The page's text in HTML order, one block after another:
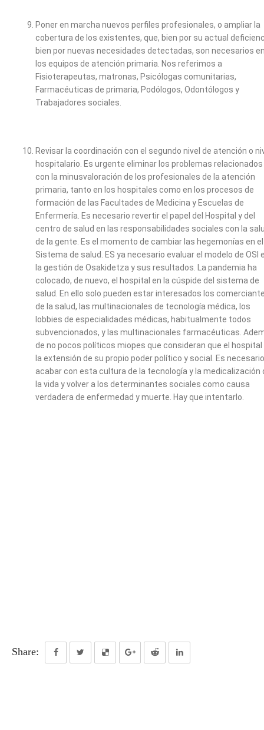
Poner en marcha nuevos perfiles profesionales, o ampliar la
cobertura de los existentes, que, bien por su actual
bien por nuevas necesidades detectadas, son necesarios
los equipos de atención primaria. Nos referimos a
Fisioterapeutas, matronas, Psicólogas comunitarias,
Farmacéuticas de primaria, Podólogos, Odontólogos y
Trabajadores sociales.
Revisar la coordinación con el segundo nivel de atención o
hospitalario. Es urgente eliminar los problemas relacionados
con la minusvaloración de los profesionales de la atención
primaria, tanto en los hospitales como en los procesos de
formación de las Facultades de Medicina y Escuelas de
Enfermería. Es necesario revertir el papel del Hospital y del
centro de salud en las responsabilidades sociales con la
de la gente. Es el momento de cambiar las hegemonías en el
Sistema de salud. ES ya necesario evaluar el modelo de OSI
la gestión de Osakidetza y sus resultados. La pandemia ha
colocado, de nuevo, el hospital en la cúspide del sistema de
salud. En ello solo pueden estar interesados los
de la salud, las multinacionales de tecnología médica, los
lobbies de especialidades médicas, habitualmente todos
subvencionados, y las multinacionales farmacéuticas.
de no pocos políticos miopes que consideran que el hospital
la extensión de su propio poder político y social. Es necesario
acabar con esta cultura de la tecnología y la medicalización
la vida y volver a los determinantes sociales como causa
verdadera de enfermedad y muerte. Hay que intentarlo.
Share: